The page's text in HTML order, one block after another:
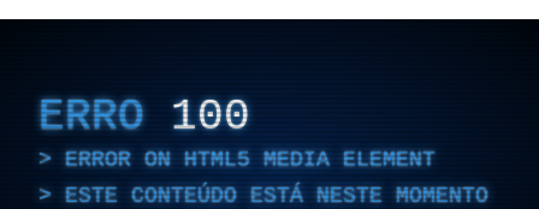
ERRO 100
ERROR ON HTML5 MEDIA ELEMENT
ESTE CONTEÚDO ESTÁ NESTE MOMENTO